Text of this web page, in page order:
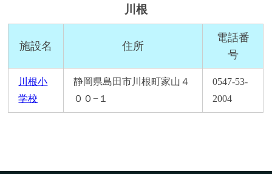
川根
施設名 住所
電話番
号
川根小
学校
静岡県島田市川根町家山４
００−１
0547-53-
2004